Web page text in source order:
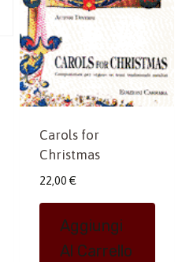
Carols for
Christmas
22,00 €
Aggiungi
Al Carrello